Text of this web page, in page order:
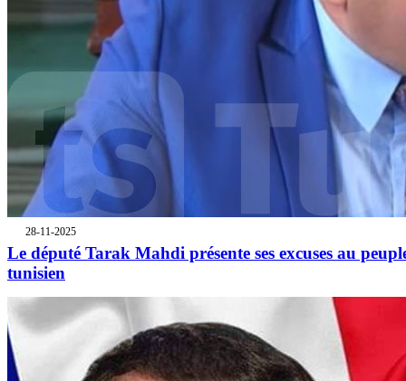
28-11-2025
Le député Tarak Mahdi présente ses excuses au
tunisien